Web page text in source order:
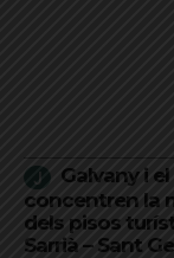
Galvany i
concentren la
dels pisos
Sarrià – Sant